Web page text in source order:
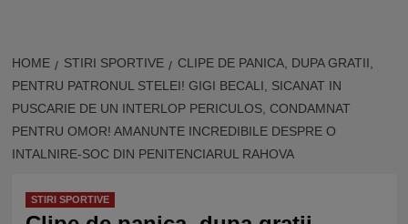
HOME STIRI SPORTIVE
CLIPE DE PANICA, DUPA GRATII,
PENTRU PATRONUL STELEI! GIGI BECALI, SICANAT IN
PUSCARIE DE UN INTERLOP PERICULOS, CONDAMNAT
PENTRU OMOR! AMANUNTE INCREDIBILE DESPRE O
INTALNIRE-SOC DIN PENITENCIARUL RAHOVA
STIRI SPORTIVE